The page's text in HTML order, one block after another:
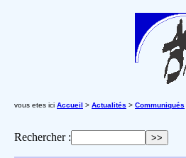
vous etes ici Accueil > Actualités > Communiqués
Rechercher :